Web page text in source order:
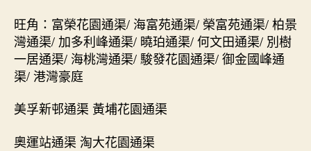
旺角：富榮花園通渠/ 海富苑通渠/ 榮富苑通渠/ 柏景
灣通渠/ 加多利峰通渠/ 曉珀通渠/ 何文田通渠/ 別樹
一居通渠/ 海桃灣通渠/ 駿發花園通渠/ 御金國峰通
渠/ 港灣豪庭
美孚新邨通渠 黃埔花園通渠
奧運站通渠 淘大花園通渠